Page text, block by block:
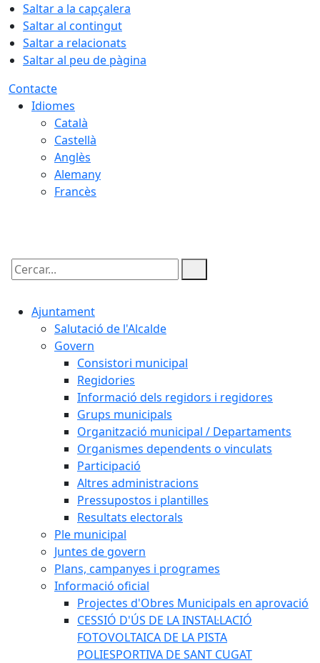
Saltar a la capçalera
Saltar al contingut
Saltar a relacionats
Saltar al peu de pàgina
Contacte
Idiomes
Català
Castellà
Anglès
Alemany
Francès
Cercar:
Ajuntament
Salutació de l'Alcalde
Govern
Consistori municipal
Regidories
Informació dels regidors i regidores
Grups municipals
Organització municipal / Departaments
Organismes dependents o vinculats
Participació
Altres administracions
Pressupostos i plantilles
Resultats electorals
Ple municipal
Juntes de govern
Plans, campanyes i programes
Informació oficial
Projectes d'Obres Municipals en aprovació
CESSIÓ D'ÚS DE LA INSTAL·LACIÓ
FOTOVOLTAICA DE LA PISTA
POLIESPORTIVA DE SANT CUGAT